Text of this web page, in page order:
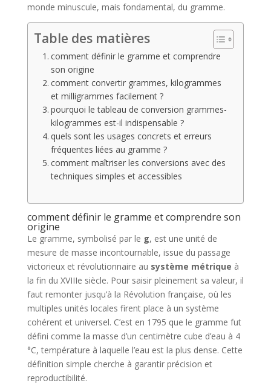
monde minuscule, mais fondamental, du gramme.
Table des matières
comment définir le gramme et comprendre
son origine
comment convertir grammes, kilogrammes
et milligrammes facilement ?
pourquoi le tableau de conversion grammes-
kilogrammes est-il indispensable ?
quels sont les usages concrets et erreurs
fréquentes liées au gramme ?
comment maîtriser les conversions avec des
techniques simples et accessibles
comment définir le gramme et comprendre son
origine
Le gramme, symbolisé par le g, est une unité de
mesure de masse incontournable, issue du passage
victorieux et révolutionnaire au système métrique à
la fin du XVIIIe siècle. Pour saisir pleinement sa valeur, il
faut remonter jusqu’à la Révolution française, où les
multiples unités locales firent place à un système
cohérent et universel. C’est en 1795 que le gramme fut
défini comme la masse d’un centimètre cube d’eau à 4
°C, température à laquelle l’eau est la plus dense. Cette
définition simple cherche à garantir précision et
reproductibilité.